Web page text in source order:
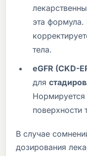
эта
тела.
eGFR (CKD-
для
поверхности
В случае
дозирования